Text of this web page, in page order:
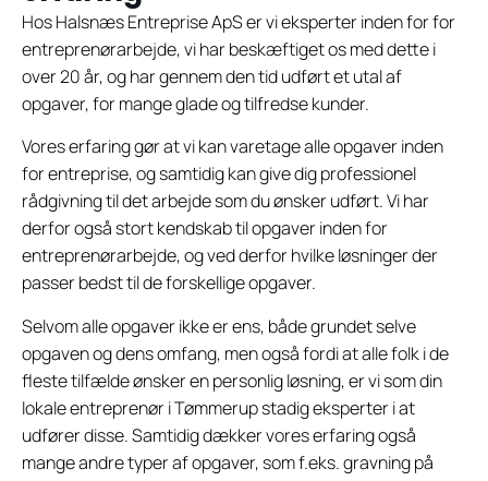
Hos Halsnæs Entreprise ApS er vi eksperter inden for for
entreprenørarbejde, vi har beskæftiget os med dette i
over 20 år, og har gennem den tid udført et utal af
opgaver, for mange glade og tilfredse kunder.
Vores erfaring gør at vi kan varetage alle opgaver inden
for entreprise, og samtidig kan give dig professionel
rådgivning til det arbejde som du ønsker udført. Vi har
derfor også stort kendskab til opgaver inden for
entreprenørarbejde, og ved derfor hvilke løsninger der
passer bedst til de forskellige opgaver.
Selvom alle opgaver ikke er ens, både grundet selve
opgaven og dens omfang, men også fordi at alle folk i de
fleste tilfælde ønsker en personlig løsning, er vi som din
lokale entreprenør i Tømmerup stadig eksperter i at
udfører disse. Samtidig dækker vores erfaring også
mange andre typer af opgaver, som f.eks. gravning på